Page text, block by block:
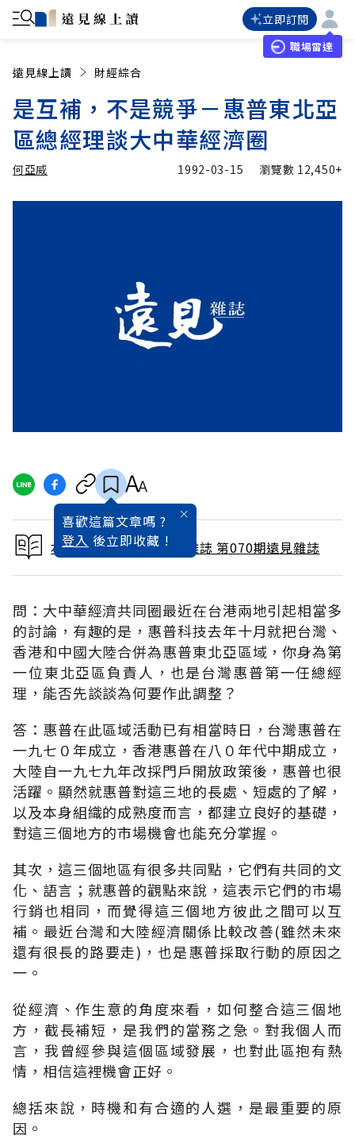
立即訂閱
職場雷達
遠見線上讀 財經綜合
是互補，不是競爭－惠普東北亞
區總經理談大中華經濟圈
何亞威 1992-03-15 瀏覽數 12,450+
喜歡這篇文章嗎 ?
登入 後立即收藏 !
本文出自 1992 / 4月號雜誌 第070期遠見雜誌
問：大中華經濟共同圈最近在台港兩地引起相當多
的討論，有趣的是，惠普科技去年十月就把台灣、
香港和中國大陸合併為惠普東北亞區域，你身為第
一位東北亞區負責人，也是台灣惠普第一任總經
理，能否先談談為何要作此調整？
答：惠普在此區域活動已有相當時日，台灣惠普在
一九七０年成立，香港惠普在八０年代中期成立，
大陸自一九七九年改採門戶開放政策後，惠普也很
活躍。顯然就惠普對這三地的長處、短處的了解，
以及本身組織的成熟度而言，都建立良好的基礎，
對這三個地方的市場機會也能充分掌握。
其次，這三個地區有很多共同點，它們有共同的文
化、語言；就惠普的觀點來說，這表示它們的市場
行銷也相同，而覺得這三個地方彼此之間可以互
補。最近台灣和大陸經濟關係比較改善(雖然未來
還有很長的路要走)，也是惠普採取行動的原因之
一。
從經濟、作生意的角度來看，如何整合這三個地
方，截長補短，是我們的當務之急。對我個人而
言，我曾經參與這個區域發展，也對此區抱有熱
情，相信這裡機會正好。
總括來說，時機和有合適的人選，是最重要的原
因。